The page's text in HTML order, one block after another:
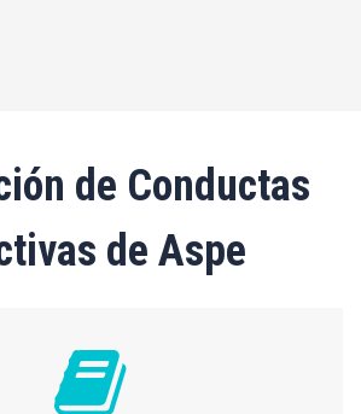
de Conductas
de Aspe